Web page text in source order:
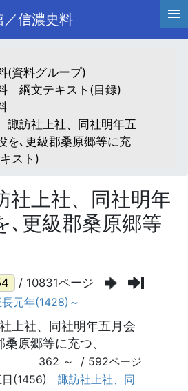
信濃史料
(資料グループ)
綱文テキスト(目録)
訪社上社、同社明年五
を､更級郡桑原郷等に充
スト)
上社、同社明年
､更級郡桑原郷等
/ 10831ページ